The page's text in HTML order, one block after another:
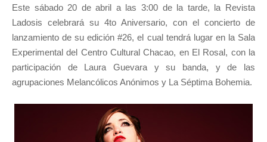
Este sábado 20 de abril a las 3:00 de la tarde, la Revista
Ladosis celebrará su 4to Aniversario, con el concierto de
lanzamiento de su edición #26, el cual tendrá lugar en la Sala
Experimental del Centro Cultural Chacao, en El Rosal, con la
participación de Laura Guevara y su banda, y de las
agrupaciones Melancólicos Anónimos y La Séptima Bohemia.